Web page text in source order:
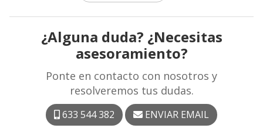
¿Alguna duda? ¿Necesitas
asesoramiento?
Ponte en contacto con nosotros y
resolveremos tus dudas.
633 544 382 ENVIAR EMAIL